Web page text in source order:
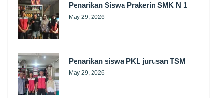
Penarikan Siswa Prakerin SMK N 1
May 29, 2026
Penarikan siswa PKL jurusan TSM
May 29, 2026